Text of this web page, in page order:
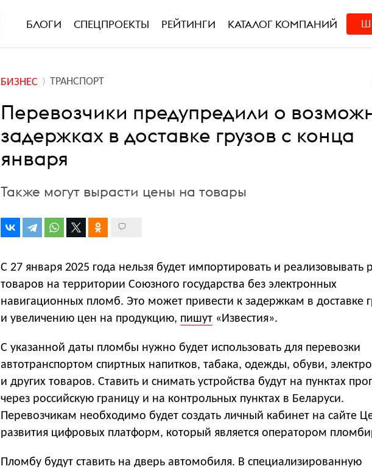
БЛОГИ СПЕЦПРОЕКТЫ РЕЙТИНГИ КАТАЛОГ КОМПАНИЙ
БИЗНЕС ТРАНСПОРТ
Перевозчики предупредили о
задержках в доставке грузов с конца
января
Также могут вырасти цены на товары
С 27 января 2025 года нельзя будет импортировать и реализовывать
товаров на территории Союзного государства без электронных
навигационных пломб. Это может привести к задержкам в доставке
и увеличению цен на продукцию, пишут «Известия».
С указанной даты пломбы нужно будет использовать для перевозки
автотранспортом спиртных напитков, табака, одежды, обуви,
и других товаров. Ставить и снимать устройства будут на пунктах
через российскую границу и на контрольных пунктах в Беларуси.
Перевозчикам необходимо будет создать личный кабинет на сайте
развития цифровых платформ, который является оператором
Пломбу будут ставить на дверь автомобиля. В специализированную